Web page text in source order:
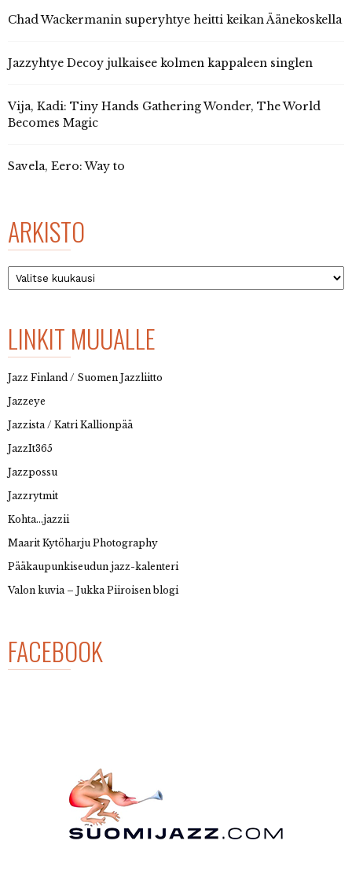
Chad Wackermanin superyhtye heitti keikan Äänekoskella
Jazzyhtye Decoy julkaisee kolmen kappaleen singlen
Vija, Kadi: Tiny Hands Gathering Wonder, The World
Becomes Magic
Savela, Eero: Way to
ARKISTO
Arkisto
LINKIT MUUALLE
Jazz Finland / Suomen Jazzliitto
Jazzeye
Jazzista / Katri Kallionpää
JazzIt365
Jazzpossu
Jazzrytmit
Kohta…jazzii
Maarit Kytöharju Photography
Pääkaupunkiseudun jazz-kalenteri
Valon kuvia – Jukka Piiroisen blogi
FACEBOOK